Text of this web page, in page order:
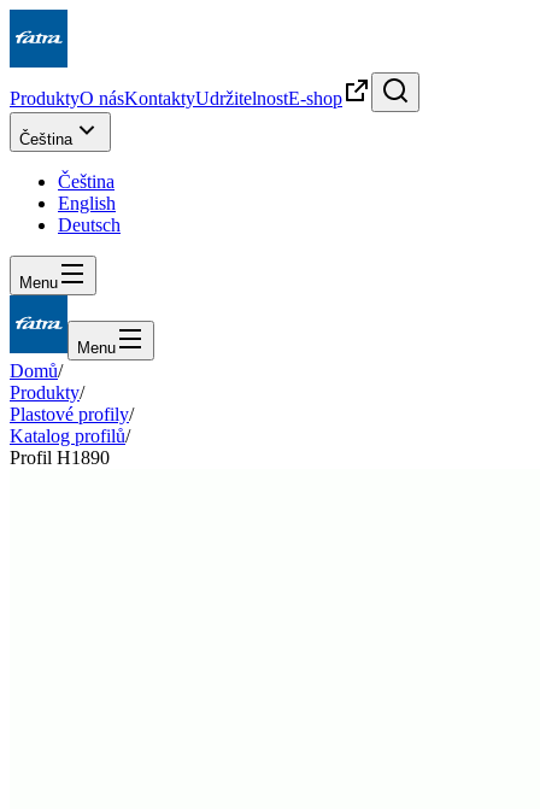
ProduktyO násKontaktyUdržitelnostE-shop
Čeština
Čeština
English
Deutsch
Menu
Menu
Domů/
Produkty/
Plastové profily/
Katalog profilů/
Profil H1890